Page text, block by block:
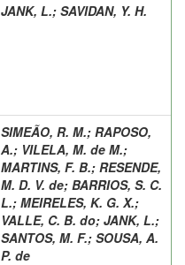
JANK, L.; SAVIDAN, Y. H.
SIMEÃO, R. M.; RAPOSO,
A.; VILELA, M. de M.;
MARTINS, F. B.; RESENDE,
M. D. V. de; BARRIOS, S. C.
L.; MEIRELES, K. G. X.;
VALLE, C. B. do; JANK, L.;
SANTOS, M. F.; SOUSA, A.
P. de